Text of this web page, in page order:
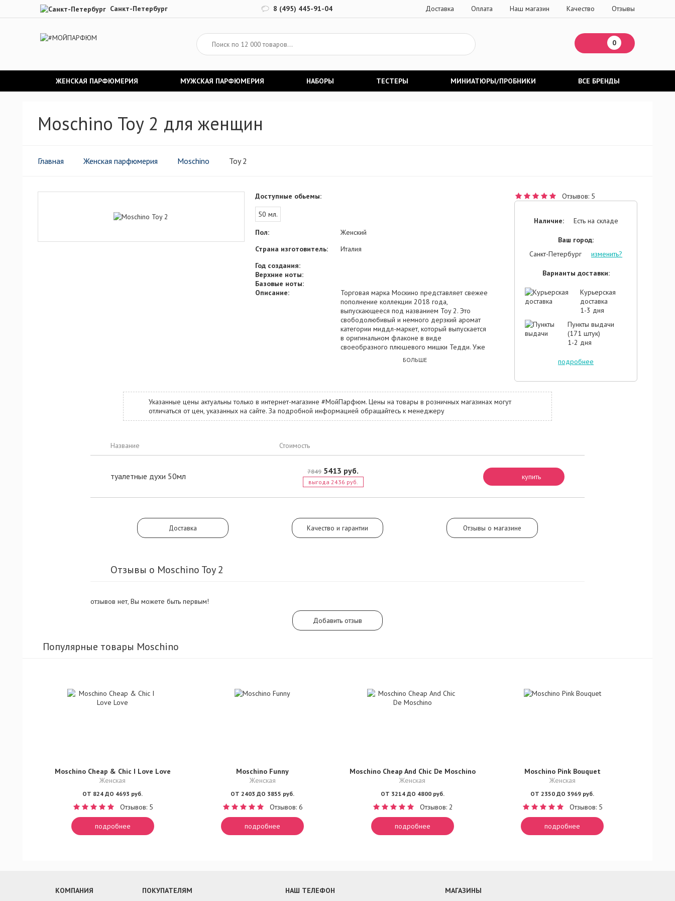
Санкт-Петербург 8 (495) 445-91-04 Доставка Оплата Наш магазин Качество Отзывы
0
ЖЕНСКАЯ ПАРФЮМЕРИЯ МУЖСКАЯ ПАРФЮМЕРИЯ НАБОРЫ ТЕСТЕРЫ МИНИАТЮРЫ/ПРОБНИКИ ВСЕ БРЕНДЫ
Moschino Toy 2 для женщин
Главная Женская парфюмерия Moschino Toy 2
Доступные обьемы:
50 мл.
Пол:
Женский
Страна изготовитель:
Италия
Год создания:
Верхние ноты:
Базовые ноты:
Описание:
Торговая марка Москино представляет свежее
пополнение коллекции 2018 года,
выпускающееся под названием Toy 2. Это
свободолюбивый и немного дерзкий аромат
категории миддл-маркет, который выпускается
в оригинальном флаконе в виде
своеобразного плюшевого мишки Тедди. Уже
производства отличным подарком для
игрушки. Дополнительным сюрпризом для них
станет тот факт, что внутри мишки скрывается
невероятно привлекательная ароматическая
эссенция, наполненная приятным подбором
лесной магнолии белого сорта. Центр
сладкого пиона, восточного жасмина и сочной
белой смородины. Мускусно-сандаловое
божественным уютом.
БОЛЬШЕ
Отзывов: 5
Наличие: Есть на складе
Ваш город:
Санкт-Петербург
изменить?
Варианты доставки:
Курьерская
доставка
1-3 дня
Пункты выдачи
(171 штук)
1-2 дня
подробнее
Указанные цены актуальны только в интернет-магазине #МойПарфюм. Цены на товары в розничных магазинах могут
отличаться от цен, указанных на сайте. За подробной информацией обращайтесь к менеджеру
Название Стоимость
туалетные духи 50мл 7849 5413 руб.
выгода 2436 руб.
купить
Доставка Качество и гарантии Отзывы о магазине
Отзывы о Moschino Toy 2
отзывов нет, Вы можете быть первым!
Добавить отзыв
Популярные товары Moschino
Moschino Cheap & Chic I Love Love
Женская
ОТ 824 ДО 4693 руб.
Отзывов: 5
подробнее
Moschino Funny
Женская
ОТ 2403 ДО 3855 руб.
Отзывов: 6
подробнее
Moschino Cheap And Chic De Moschino
Женская
ОТ 3214 ДО 4800 руб.
Отзывов: 2
подробнее
Moschino Pink Bouquet
Женская
ОТ 2350 ДО 3969 руб.
Отзывов: 5
подробнее
КОМПАНИЯ ПОКУПАТЕЛЯМ НАШ ТЕЛЕФОН МАГАЗИНЫ